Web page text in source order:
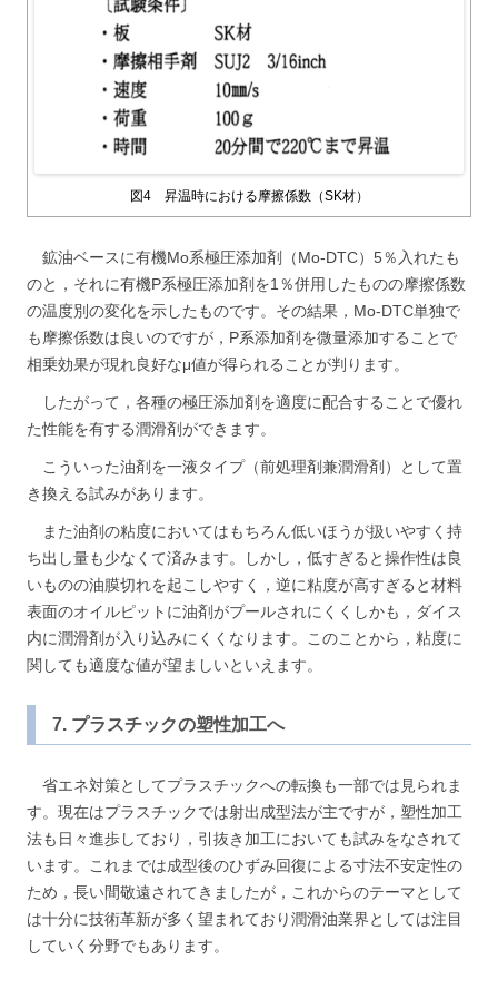
図4 昇温時における摩擦係数（SK材）
鉱油ベースに有機Mo系極圧添加剤（Mo-DTC）5％入れたも
のと，それに有機P系極圧添加剤を1％併用したものの摩擦係数
の温度別の変化を示したものです。その結果，Mo-DTC単独で
も摩擦係数は良いのですが，P系添加剤を微量添加することで
相乗効果が現れ良好なμ値が得られることが判ります。
したがって，各種の極圧添加剤を適度に配合することで優れ
た性能を有する潤滑剤ができます。
こういった油剤を一液タイプ（前処理剤兼潤滑剤）として置
き換える試みがあります。
また油剤の粘度においてはもちろん低いほうが扱いやすく持
ち出し量も少なくて済みます。しかし，低すぎると操作性は良
いものの油膜切れを起こしやすく，逆に粘度が高すぎると材料
表面のオイルピットに油剤がプールされにくくしかも，ダイス
内に潤滑剤が入り込みにくくなります。このことから，粘度に
関しても適度な値が望ましいといえます。
7. プラスチックの塑性加工へ
省エネ対策としてプラスチックへの転換も一部では見られま
す。現在はプラスチックでは射出成型法が主ですが，塑性加工
法も日々進歩しており，引抜き加工においても試みをなされて
います。これまでは成型後のひずみ回復による寸法不安定性の
ため，長い間敬遠されてきましたが，これからのテーマとして
は十分に技術革新が多く望まれており潤滑油業界としては注目
していく分野でもあります。